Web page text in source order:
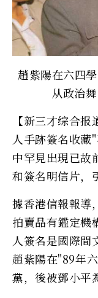
趙紫陽在六四
从政治
【新三才综合
人手跡簽名收藏
中罕見出現已故
和簽名明信片，
據香港信報報導
拍賣品有鑑定機
人簽名是國際間
趙紫陽在"89年
黨，後被鄧小平